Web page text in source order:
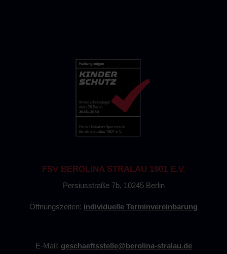
FSV BEROLINA STRALAU 1901 E.V.
Persiusstraße 7b, 10245 Berlin
Öffnungszeiten: individuelle Terminvereinbarung
E-Mail: geschaeftsstelle@berolina-stralau.de